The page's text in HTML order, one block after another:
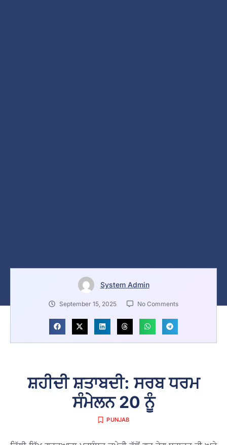
System Admin
September 15, 2025 No Comments
ਸ਼ਹੀਦੀ ਸ਼ਤਾਬਦੀ: ਸਰਬ ਧਰਮ
ਸੰਮੇਲਨ 20 ਨੂੰ
PUNJAB